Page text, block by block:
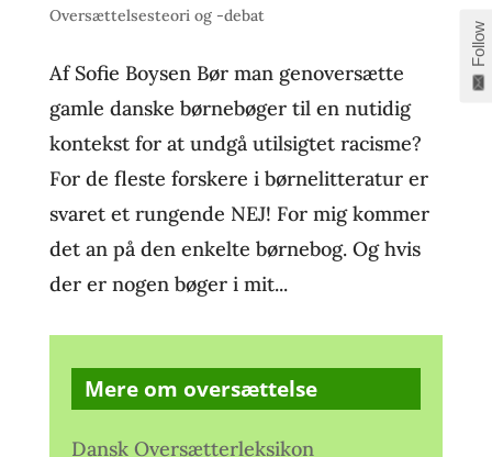
Oversættelsesteori og -debat
Af Sofie Boysen Bør man genoversætte
gamle danske børnebøger til en nutidig
kontekst for at undgå utilsigtet racisme?
For de fleste forskere i børnelitteratur er
svaret et rungende NEJ! For mig kommer
det an på den enkelte børnebog. Og hvis
der er nogen bøger i mit...
Mere om oversættelse
Dansk Oversætterleksikon
Follow